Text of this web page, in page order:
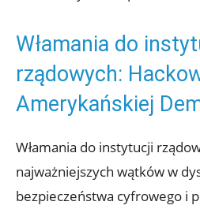
Włamania do
rządowych:
Amerykańskiej
Włamania⁣ do instytucji
najważniejszych wątków w
bezpieczeństwa​ cyfrowego i